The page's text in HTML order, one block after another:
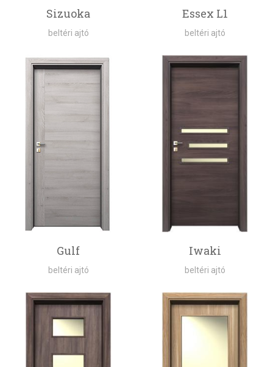
Sizuoka
beltéri ajtó
Essex L1
beltéri ajtó
Gulf
beltéri ajtó
Iwaki
beltéri ajtó